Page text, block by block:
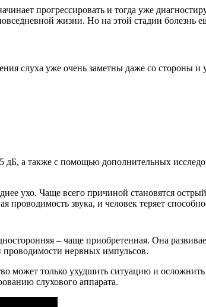
прогрессировать и тогда уже
жизни. Но на этой стадии
слуха уже очень заметны даже со стороны
а также с помощью дополнительных
ухо. Чаще всего причиной становятся
проводимость звука, и человек теряет
– чаще приобретенная. Она
проводимости нервных импульсов.
может только ухудшить ситуацию и
слухового аппарата.